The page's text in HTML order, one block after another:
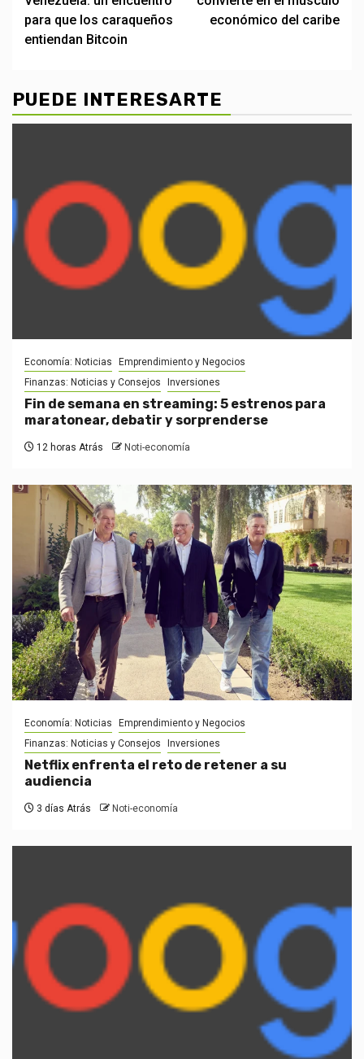
para que los caraqueños
entiendan Bitcoin
económico del caribe
PUEDE INTERESARTE
Economía: Noticias
Emprendimiento y Negocios
Finanzas: Noticias y Consejos
Inversiones
Fin de semana en streaming: 5 estrenos para
maratonear, debatir y sorprenderse
12 horas Atrás Noti-economía
Economía: Noticias
Emprendimiento y Negocios
Finanzas: Noticias y Consejos
Inversiones
Netflix enfrenta el reto de retener a su
audiencia
3 días Atrás Noti-economía